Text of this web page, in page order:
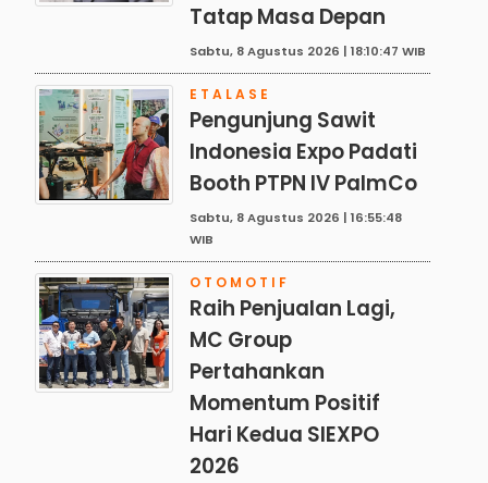
Tatap Masa Depan
Sabtu, 8 Agustus 2026 | 18:10:47 WIB
ETALASE
Pengunjung Sawit
Indonesia Expo Padati
Booth PTPN IV PalmCo
Sabtu, 8 Agustus 2026 | 16:55:48
WIB
OTOMOTIF
Raih Penjualan Lagi,
MC Group
Pertahankan
Momentum Positif
Hari Kedua SIEXPO
2026